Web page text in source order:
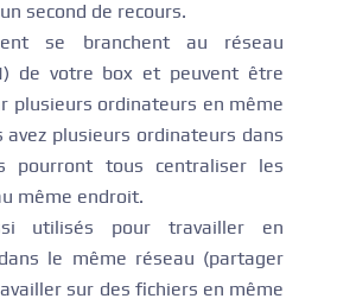
second de recours.
se branchent au réseau
de votre box et peuvent être
plusieurs ordinateurs en même
avez plusieurs ordinateurs dans
pourront tous centraliser les
même endroit.
utilisés pour travailler en
le même réseau (partager
sur des fichiers en même